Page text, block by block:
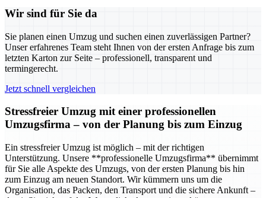
Wir sind für Sie da
Sie planen einen Umzug und suchen einen zuverlässigen Partner?
Unser erfahrenes Team steht Ihnen von der ersten Anfrage bis zum
letzten Karton zur Seite – professionell, transparent und
termingerecht.
Jetzt schnell vergleichen
Stressfreier Umzug mit einer professionellen
Umzugsfirma – von der Planung bis zum Einzug
Ein stressfreier Umzug ist möglich – mit der richtigen
Unterstützung. Unsere **professionelle Umzugsfirma** übernimmt
für Sie alle Aspekte des Umzugs, von der ersten Planung bis hin
zum Einzug am neuen Standort. Wir kümmern uns um die
Organisation, das Packen, den Transport und die sichere Ankunft –